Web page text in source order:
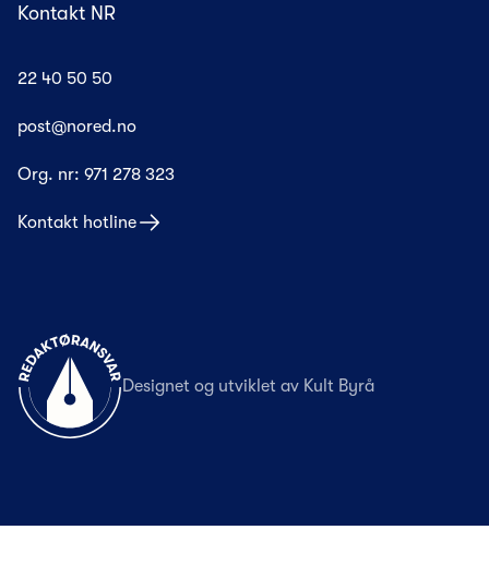
Kontakt NR
22 40 50 50
post@nored.no
Org. nr: 971 278 323
Kontakt hotline
Til forsiden
Designet og utviklet av Kult Byrå